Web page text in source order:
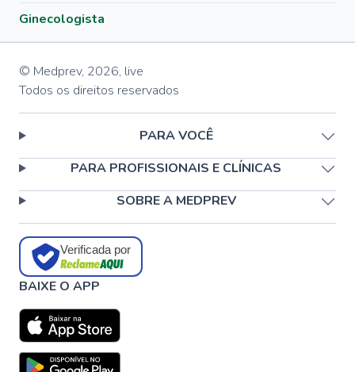
Ginecologista
© Medprev, 2026, live
Todos os direitos reservados
PARA VOCÊ
PARA PROFISSIONAIS E CLÍNICAS
SOBRE A MEDPREV
Verificada por
BAIXE O APP